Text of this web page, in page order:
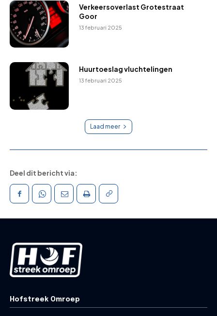
Verkeersoverlast Grotestraat
Goor
13 februari 2025
Huurtoeslag vluchtelingen
13 februari 2025
Laad meer
Deel dit bericht via:
Hofstreek Omroep